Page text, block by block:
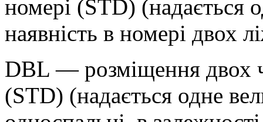
номері (STD) (надається
наявність в номері двох
DBL — розміщення двох
(STD) (надається одне